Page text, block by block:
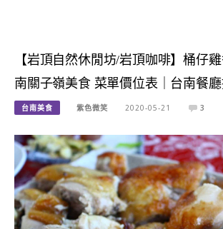
【岩頂自然休閒坊/岩頂咖啡】桶仔
南關子嶺美食 菜單價位表｜台南餐
台南美食 紫色微笑 2020-05-21 3